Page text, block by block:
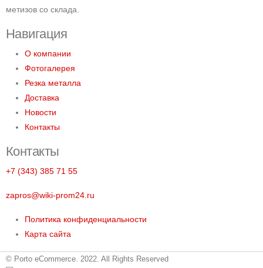
метизов со склада.
Навигация
О компании
Фотогалерея
Резка металла
Доставка
Новости
Контакты
Контакты
+7 (343) 385 71 55
zapros@wiki-prom24.ru
Политика конфиденциальности
Карта сайта
© Porto eCommerce. 2022. All Rights Reserved